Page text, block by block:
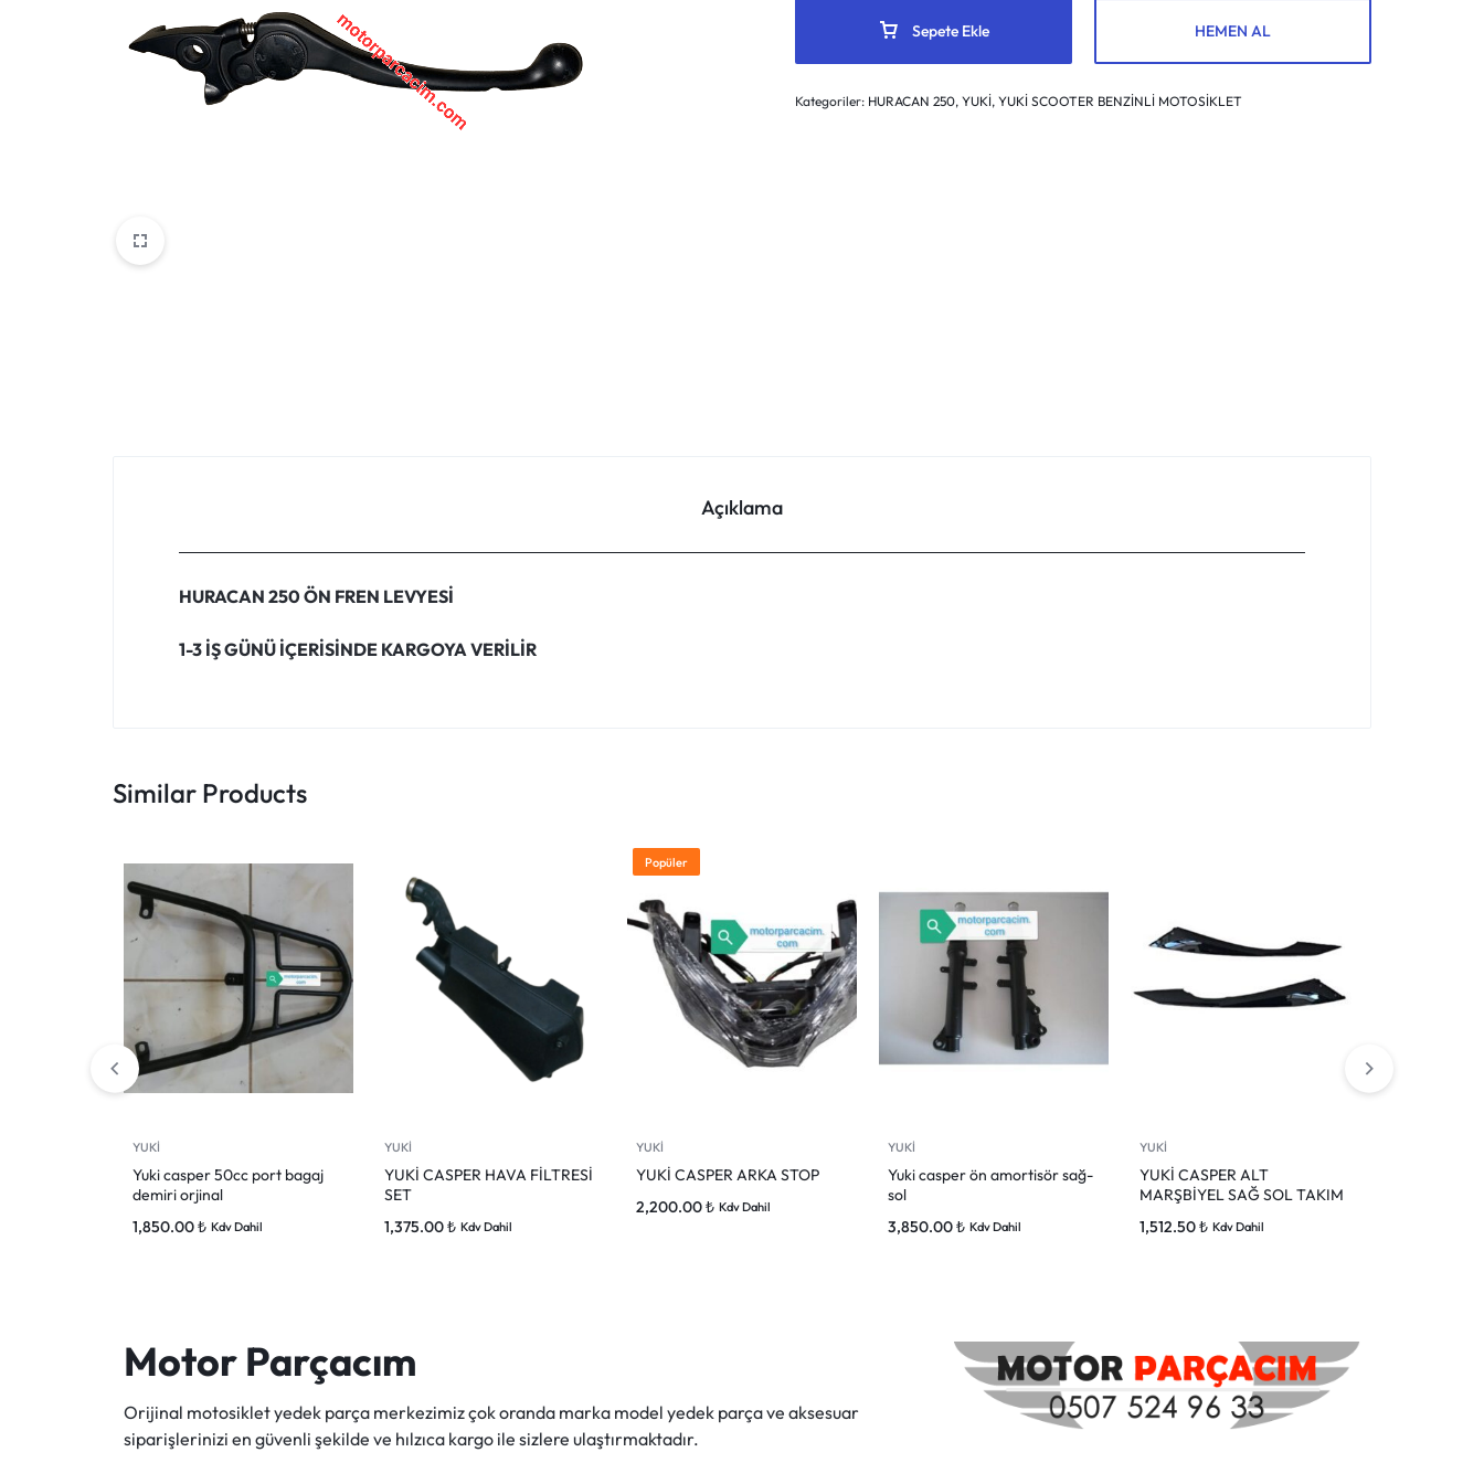
VOGE
YAMAHA
Sepete Ekle HEMEN AL
Kategoriler: HURACAN 250,YUKİ,YUKİ SCOOTER BENZİNLİ MOTOSİKLET
Açıklama
HURACAN 250 ÖN FREN LEVYESİ
1-3 İŞ GÜNÜ İÇERİSİNDE KARGOYA VERİLİR
Similar Products
YUKİ
Yuki casper 50cc port bagaj
demiri orjinal
1,850.00₺ Kdv Dahil
YUKİ
YUKİ CASPER HAVA FİLTRESİ
SET
1,375.00₺ Kdv Dahil
Popüler
YUKİ
YUKİ CASPER ARKA STOP
2,200.00₺ Kdv Dahil
YUKİ
Yuki casper ön amortisör sağ-
sol
3,850.00₺ Kdv Dahil
YUKİ
YUKİ CASPER ALT
MARŞBİYEL SAĞ SOL TAKIM
1,512.50₺ Kdv Dahil
Motor Parçacım
Orijinal motosiklet yedek parça merkezimiz çok oranda marka model yedek parça ve aksesuar
siparişlerinizi en güvenli şekilde ve hılzıca kargo ile sizlere ulaştırmaktadır.